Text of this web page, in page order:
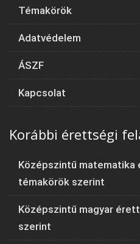
Témakörök
Adatvédelem
ÁSZF
Kapcsolat
Korábbi érettségi
Középszintű
témakörök szerint
Középszintű magyar
szerint